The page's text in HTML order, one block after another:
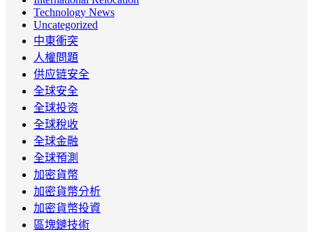
Technology News
Uncategorized
中東衝突
人權問題
供应链安全
全球安全
全球投资
全球稅收
全球金融
全球預測
加密貨幣
加密貨幣分析
加密貨幣投資
區塊鏈技術